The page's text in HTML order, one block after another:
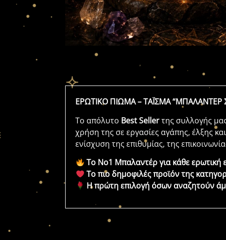
ΕΡΩΤΙΚΟ ΠΙΩΜΑ – ΤΑΪΣΜΑ “ΜΠΑΛΑΝΤΕΡ
Το απόλυτο Best Sellerτης συλλογής
χρήση της σε εργασίες αγάπης, έλξης
ενίσχυση της επιθυμίας, της
Το Νο1 Μπαλαντέρ για κάθε ερωτική
Το πιο δημοφιλές προϊόν της
Η πρώτη επιλογή όσων αναζητούν